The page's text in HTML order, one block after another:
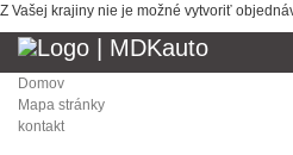
Z Vašej krajiny nie je možné vytvoriť
Domov
Mapa stránky
kontakt